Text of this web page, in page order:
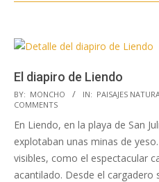
El diapiro de Liendo
2023-
04-
27
BY: MONCHO IN: PAISAJES
COMMENTS
En Liendo, en la playa de San
explotaban unas minas de
visibles, como el espectacular
acantilado. Desde el cargadero